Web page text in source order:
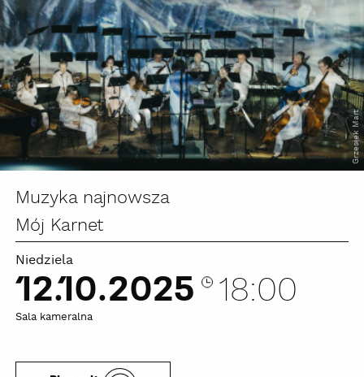
Muzyka najnowsza
Mój Karnet
Niedziela
12.10.2025 18:00
Sala kameralna
Grzesiek Mart